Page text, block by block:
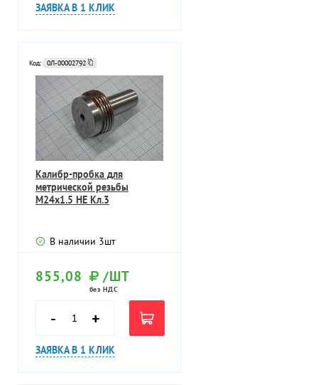
ЗАЯВКА В 1 КЛИК
Код: 0Л-00002792
Калибр-пробка для
метрической резьбы
М24х1.5 НЕ Кл.3
В наличии 3шт
855,08 /ШТ
без НДС
- +
ЗАЯВКА В 1 КЛИК